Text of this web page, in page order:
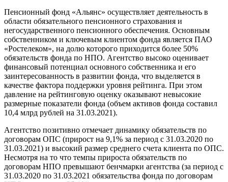
Пенсионный фонд «Альянс» осуществляет деятельность в
области обязательного пенсионного страхования и
негосударственного пенсионного обеспечения. Основным
собственником и ключевым клиентом фонда является ПАО
«Ростелеком», на долю которого приходится более 50%
обязательств фонда по НПО. Агентство высоко оценивает
финансовый потенциал основного собственника и его
заинтересованность в развитии фонда, что выделяется в
качестве фактора поддержки уровня рейтинга. При этом
давление на рейтинговую оценку оказывают невысокие
размерные показатели фонда (объем активов фонда составил
10,4 млрд рублей на 31.03.2021).
Агентство позитивно отмечает динамику обязательств по
договорам ОПС (прирост на 9,1% за период с 31.03.2020 по
31.03.2021) и высокий размер среднего счета клиента по ОПС.
Несмотря на то что темпы прироста обязательств по
договорам НПО превышают бенчмарки агентства (за период с
31.03.2020 по 31.03.2021 обязательства фонда по договорам